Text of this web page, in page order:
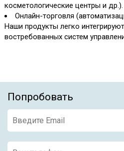
косметологические центры и др.).
Онлайн-торговля
Наши продукты легко
востребованных систем
Попробовать